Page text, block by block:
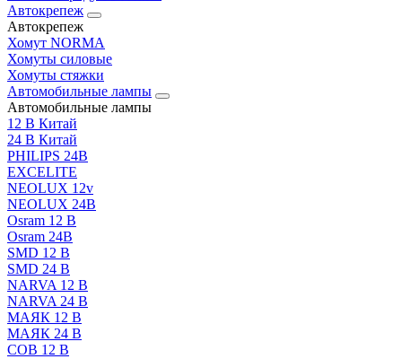
Автокрепеж
Автокрепеж
Хомут NORMA
Хомуты силовые
Хомуты стяжки
Автомобильные лампы
Автомобильные лампы
12 В Китай
24 В Китай
PHILIPS 24В
EXCELITE
NEOLUX 12v
NEOLUX 24В
Osram 12 В
Osram 24В
SMD 12 В
SMD 24 В
NARVA 12 В
NARVA 24 В
МАЯК 12 В
МАЯК 24 В
COB 12 В